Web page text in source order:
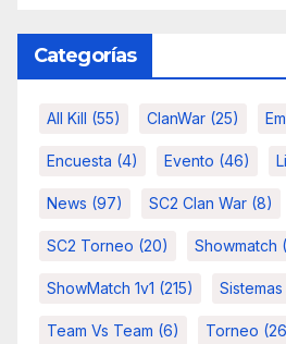
Categorías
All Kill (55) ClanWar (25)
Encuesta (4) Evento (46)
News (97) SC2 Clan War (8)
SC2 Torneo (20) Showmatch
ShowMatch 1v1 (215)
Team Vs Team (6) Torneo